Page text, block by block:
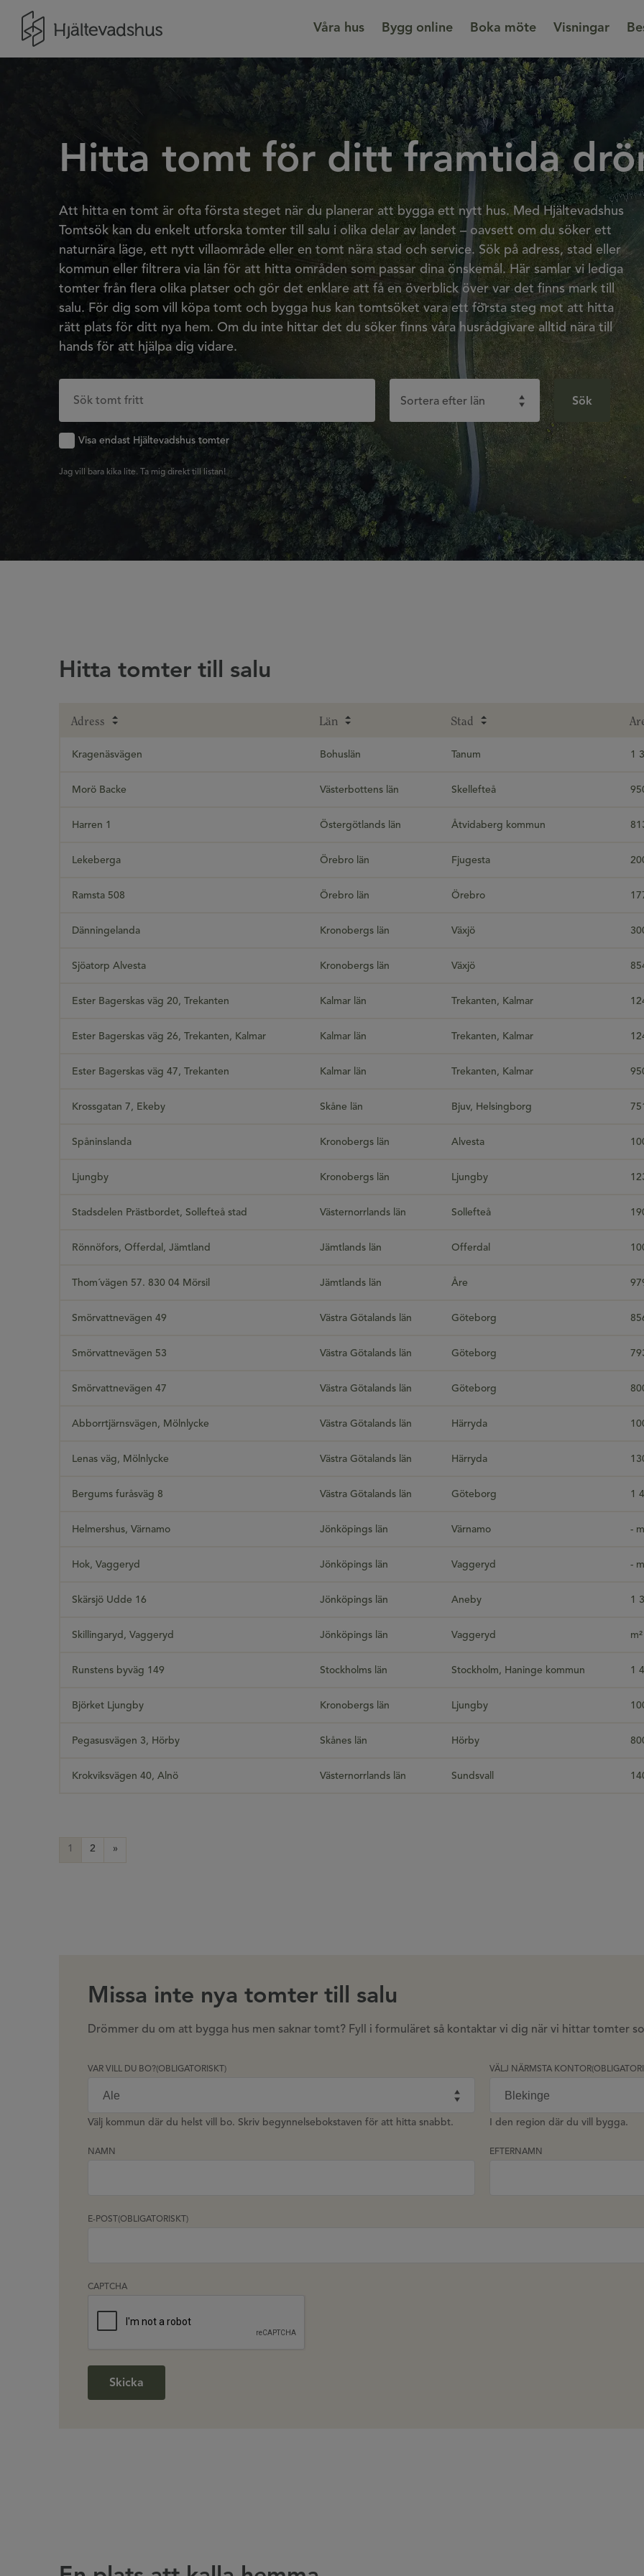
Våra hus Bygg online Boka möte Visningar
Hitta tomt för ditt framtida
Att hitta en tomt är ofta första steget när du planerar att bygga ett nytt hus. Med Hjältevadshus
Tomtsök kan du enkelt utforska tomter till salu i olika delar av landet – oavsett om du söker ett
naturnära läge, ett nytt villaområde eller en tomt nära stad och service. Sök på adress, stad eller
kommun eller filtrera via län för att hitta områden som passar dina önskemål. Här samlar vi lediga
tomter från flera olika platser och gör det enklare att få en överblick över var det finns mark till
salu. För dig som vill köpa tomt och bygga hus kan tomtsöket vara ett första steg mot att hitta
rätt plats för ditt nya hem. Om du inte hittar det du söker finns våra husrådgivare alltid nära till
hands för att hjälpa dig vidare.
Sök
Visa endast Hjältevadshus tomter
Jag vill bara kika lite. Ta mig direkt till listan!
Hitta tomter till salu
Adress Län Stad
Kragenäsvägen Bohuslän Tanum 1
Morö Backe Västerbottens län Skellefteå
Harren 1 Östergötlands län Åtvidaberg kommun
Lekeberga Örebro län Fjugesta
Ramsta 508 Örebro län Örebro
Dänningelanda Kronobergs län Växjö
Sjöatorp Alvesta Kronobergs län Växjö
Ester Bagerskas väg 20, Trekanten Kalmar län Trekanten, Kalmar
Ester Bagerskas väg 26, Trekanten, Kalmar Kalmar län Trekanten, Kalmar
Ester Bagerskas väg 47, Trekanten Kalmar län Trekanten, Kalmar
Krossgatan 7, Ekeby Skåne län Bjuv, Helsingborg
Spåninslanda Kronobergs län Alvesta
Ljungby Kronobergs län Ljungby
Stadsdelen Prästbordet, Sollefteå stad Västernorrlands län Sollefteå
Rönnöfors, Offerdal, Jämtland Jämtlands län Offerdal
Thom´vägen 57. 830 04 Mörsil Jämtlands län Åre
Smörvattnevägen 49 Västra Götalands län Göteborg
Smörvattnevägen 53 Västra Götalands län Göteborg
Smörvattnevägen 47 Västra Götalands län Göteborg
Abborrtjärnsvägen, Mölnlycke Västra Götalands län Härryda
Lenas väg, Mölnlycke Västra Götalands län Härryda
Bergums furåsväg 8 Västra Götalands län Göteborg 1
Helmershus, Värnamo Jönköpings län Värnamo -
Hok, Vaggeryd Jönköpings län Vaggeryd -
Skärsjö Udde 16 Jönköpings län Aneby 1
Skillingaryd, Vaggeryd Jönköpings län Vaggeryd m²
Runstens byväg 149 Stockholms län Stockholm, Haninge kommun 1
Björket Ljungby Kronobergs län Ljungby
Pegasusvägen 3, Hörby Skånes län Hörby
Krokviksvägen 40, Alnö Västernorrlands län Sundsvall
1 2 »
Missa inte nya tomter till salu
Drömmer du om att bygga hus men saknar tomt? Fyll i formuläret så kontaktar vi dig när vi hittar tomter
VAR VILL DU BO?(OBLIGATORISKT)
Välj kommun där du helst vill bo. Skriv begynnelsebokstaven för att hitta snabbt.
VÄLJ NÄRMSTA KONTOR
I den region där du vill bygga.
NAMN EFTERNAMN
E-POST (OBLIGATORISKT)
CAPTCHA